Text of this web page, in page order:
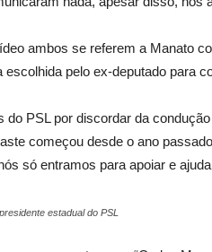
ambos se referem a Manato
escolhida pelo ex-deputado para
do PSL por discordar da
começou desde o ano
só entramos para apoiar e
estadual do PSL